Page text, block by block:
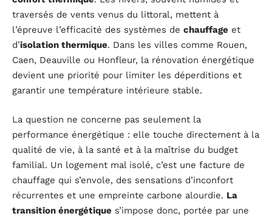
traversés de vents venus du littoral, mettent à
l’épreuve l’efficacité des systèmes de chauffage et
d’isolation thermique. Dans les villes comme Rouen,
Caen, Deauville ou Honfleur, la rénovation énergétique
devient une priorité pour limiter les déperditions et
garantir une température intérieure stable.
La question ne concerne pas seulement la
performance énergétique : elle touche directement à la
qualité de vie, à la santé et à la maîtrise du budget
familial. Un logement mal isolé, c’est une facture de
chauffage qui s’envole, des sensations d’inconfort
récurrentes et une empreinte carbone alourdie. La
transition énergétique s’impose donc, portée par une